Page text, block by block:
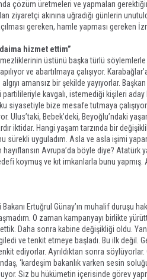
çözüm üretmeleri ve yapmaları
ziyaretçi akınına uğradığı günlerin
gereken, hamle yapması gereken
hizmet ettim”
üstünü başka türlü
ve abartılmaya çalışıyor.
algıyı amansız bir şekilde yayıyorlar.
kavgalı, istemediği kişileri aday
siyasetiyle bize mesafe tutmaya
Ulus’taki, Bebek’deki, Beyoğlu’ndaki
iktidar. Hangi yaşam tarzında bir
sürekli uyguladım. Asla ve asla işimi
Avrupa’da böyle diye? Atatürk
koymuş ve kıt imkanlarla bunu
Bakanı Ertuğrul Günay’ın muhalif duruşu
O zaman kampanyayı birlikte
Daha sonra kabine değişikliği oldu.
ve tenkit etmeye başladı. Bu ilk değil.
ediyorlar. Ayrıldıktan sonra
‘kardeşim bakanlık varken sesin
Siz bu hükümetin içerisinde görev